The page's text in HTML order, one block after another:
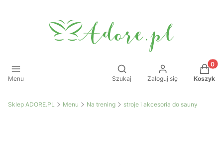
Menu
Otwórz wyszukiwarkę
Szukaj Zaloguj się Koszyk
Sklep ADORE.PL Menu Na trening stroje i akcesoria do sauny